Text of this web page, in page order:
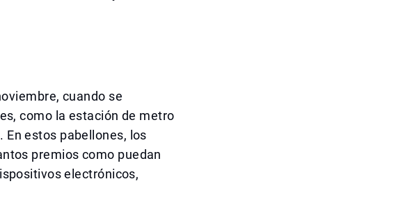
cuando se
como la estación de metro
En estos pabellones, los
premios como puedan
electrónicos,